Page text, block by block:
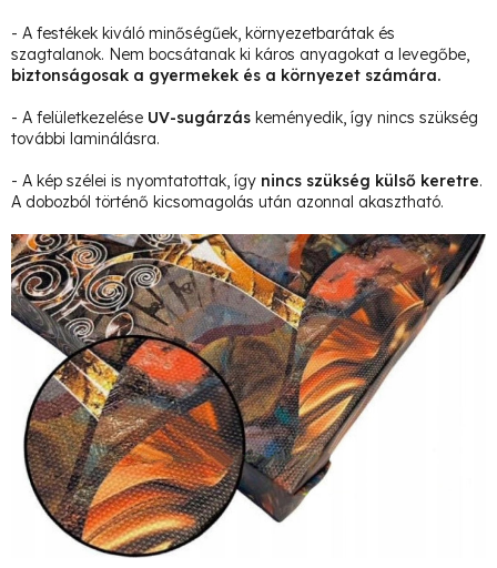
- A festékek kiváló minőségűek, környezetbarátak és
szagtalanok. Nem bocsátanak ki káros anyagokat a levegőbe,
biztonságosak a gyermekek és a környezet számára.
- A felületkezelése UV-sugárzás keményedik, így nincs szükség
további laminálásra.
- A kép szélei is nyomtatottak, így nincs szükség külső keretre.
A dobozból történő kicsomagolás után azonnal akasztható.